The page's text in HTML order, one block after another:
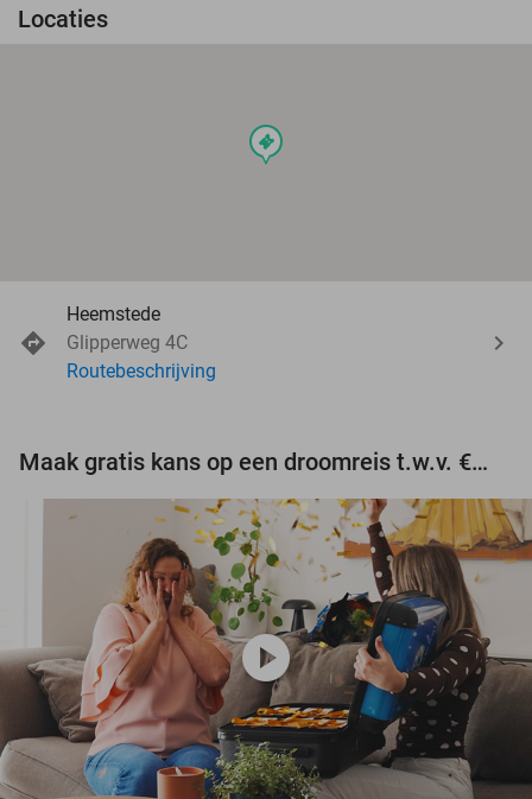
Locaties
events
Heemstede
Glipperweg 4C
Routebeschrijving
Maak gratis kans op een droomreis t.w.v. €3.000!
play_circle